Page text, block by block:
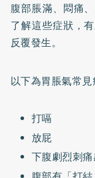
腹部脹滿、悶痛
了解這些症狀，
反覆發生。
以下為胃脹氣常見
打嗝
放屁
下腹劇烈刺